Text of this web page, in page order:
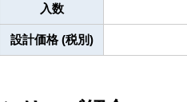
入数
設計価格 (税別)